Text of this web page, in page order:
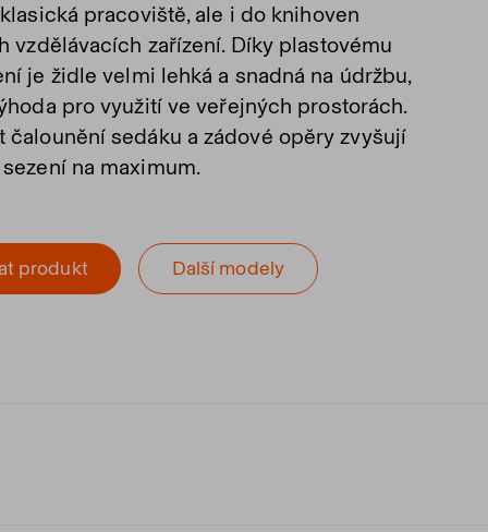
pracoviště, ale i do knihoven
vzdělávacích zařízení. Díky plastovému
je židle velmi lehká a snadná na údržbu,
pro využití ve veřejných prostorách.
čalounění sedáku a zádové opěry zvyšují
na maximum.
produkt Další modely